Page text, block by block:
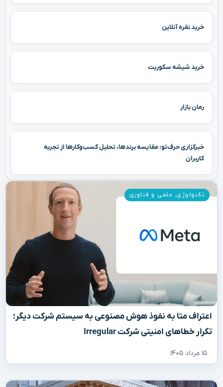
خرید نقره آنلاین
خرید شیشه سکوریت
رمان بازار
خبرگزاری حرف‌تو: مقایسه برندها، تحلیل کسب‌وکارها از تجربه
کاربران
اعتراف متا به نفوذ هوش مصنوعی به سیستم شرکت دیگر؛
تکرار خطاهای امنیتی شرکت Irregular
۱۵ مرداد ۱۴۰۵
تکنولوژی, علمی و فناوری